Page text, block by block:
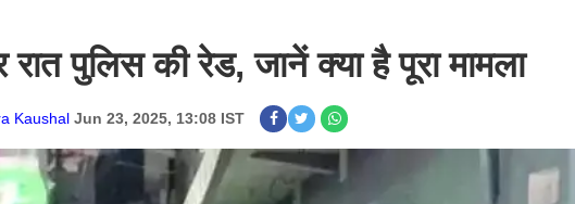
पुलिस की रेड, जानें क्या है पूरा मामला
Kaushal Jun 23, 2025, 13:08 IST